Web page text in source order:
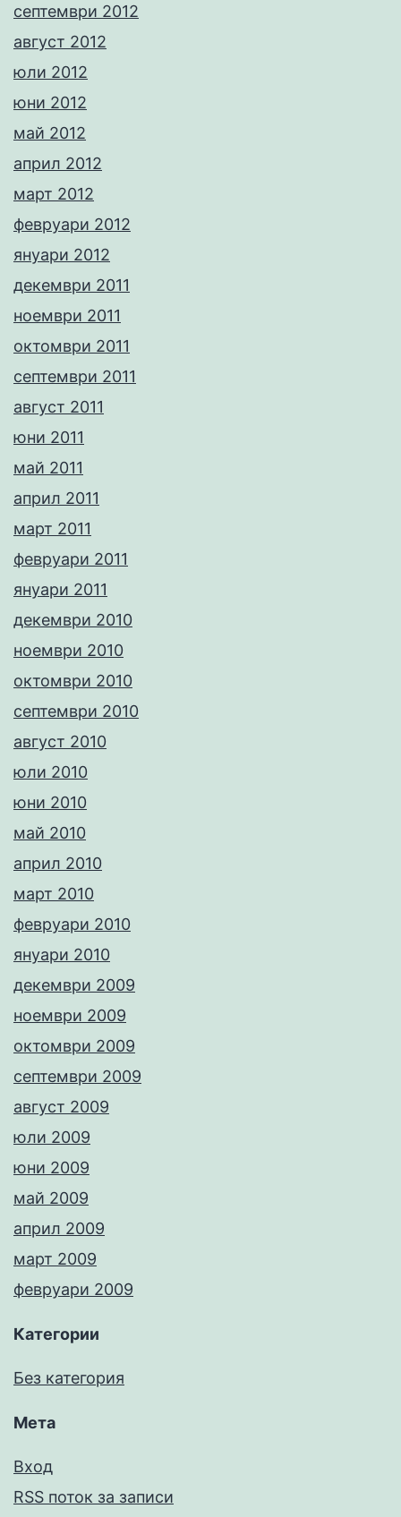
септември 2012
август 2012
юли 2012
юни 2012
май 2012
април 2012
март 2012
февруари 2012
януари 2012
декември 2011
ноември 2011
октомври 2011
септември 2011
август 2011
юни 2011
май 2011
април 2011
март 2011
февруари 2011
януари 2011
декември 2010
ноември 2010
октомври 2010
септември 2010
август 2010
юли 2010
юни 2010
май 2010
април 2010
март 2010
февруари 2010
януари 2010
декември 2009
ноември 2009
октомври 2009
септември 2009
август 2009
юли 2009
юни 2009
май 2009
април 2009
март 2009
февруари 2009
Категории
Без категория
Мета
Вход
RSS поток за записи